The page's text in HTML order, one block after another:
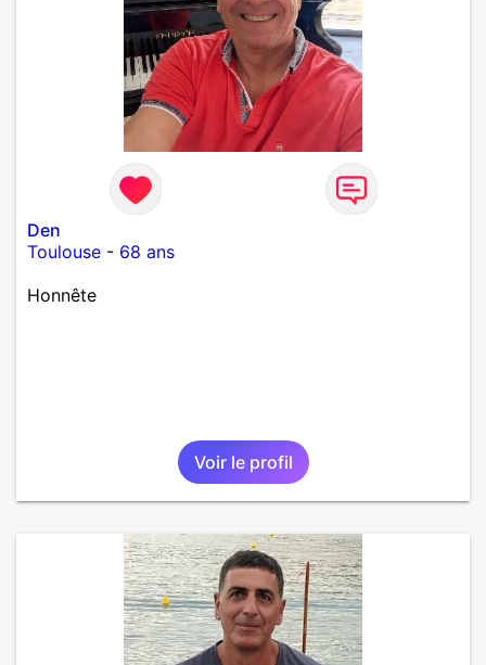
Den
Toulouse - 68 ans
Honnête
Voir le profil